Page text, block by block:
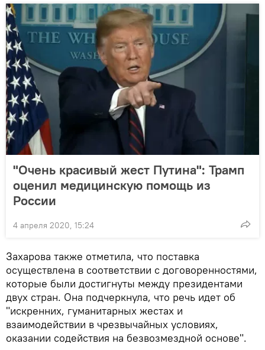
"Очень красивый жест Путина": Трамп
оценил медицинскую помощь из
России
4 апреля 2020, 15:24
Захарова также отметила, что поставка
осуществлена в соответствии с договоренностями,
которые были достигнуты между президентами
двух стран. Она подчеркнула, что речь идет об
"искренних, гуманитарных жестах и
взаимодействии в чрезвычайных условиях,
оказании содействия на безвозмездной основе".